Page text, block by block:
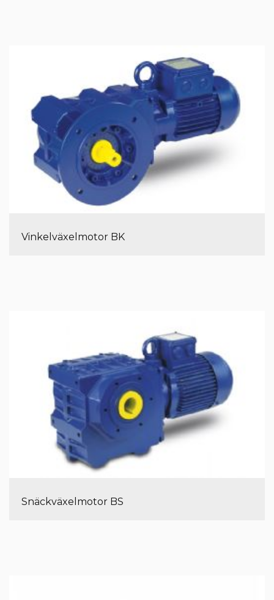
Vinkelväxelmotor BK
Snäckväxelmotor BS